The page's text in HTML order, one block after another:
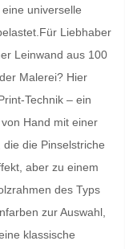
universelle
Liebhaber
Leinwand aus 100
Malerei? Hier
Technik – ein
Hand mit einer
die Pinselstriche
aber zu einem
des Typs
zur Auswahl,
klassische